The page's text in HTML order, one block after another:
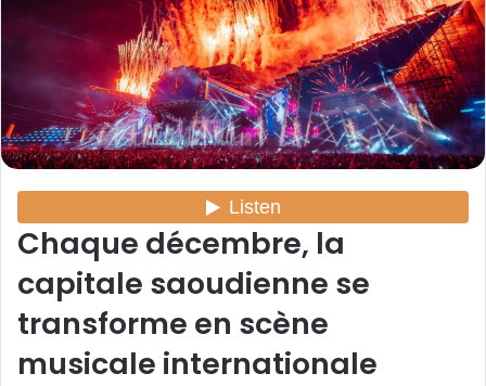
n
c
o
u
r
r
i
l
Chaque décembre, la
capitale saoudienne se
transforme en scène
musicale internationale